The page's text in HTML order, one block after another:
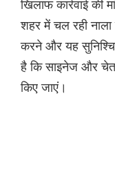
खिलाफ कार्रवाई की
शहर में चल रही नाला
करने और यह
है कि साइनेज और
किए जाएं।